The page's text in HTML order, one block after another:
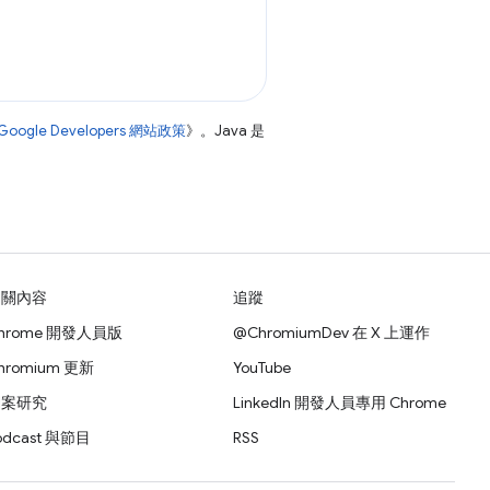
Developers 網站政策》。Java 是
內容
開發人員版
更新
研究
與節目
追蹤
@ChromiumDev 在 X 上運作
YouTube
LinkedIn 開發人員專用 Chrome
RSS